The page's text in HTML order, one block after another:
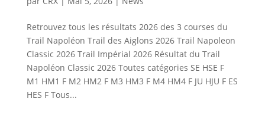
Retrouvez tous les résultats 2026 des 3 courses du
Trail Napoléon Trail des Aiglons 2026 Trail Napoleon
Classic 2026 Trail Impérial 2026 Résultat du Trail
Napoléon Classic 2026 Toutes catégories SE HSE F
M1 HM1 F M2 HM2 F M3 HM3 F M4 HM4 F JU HJU F ES
HES F Tous...